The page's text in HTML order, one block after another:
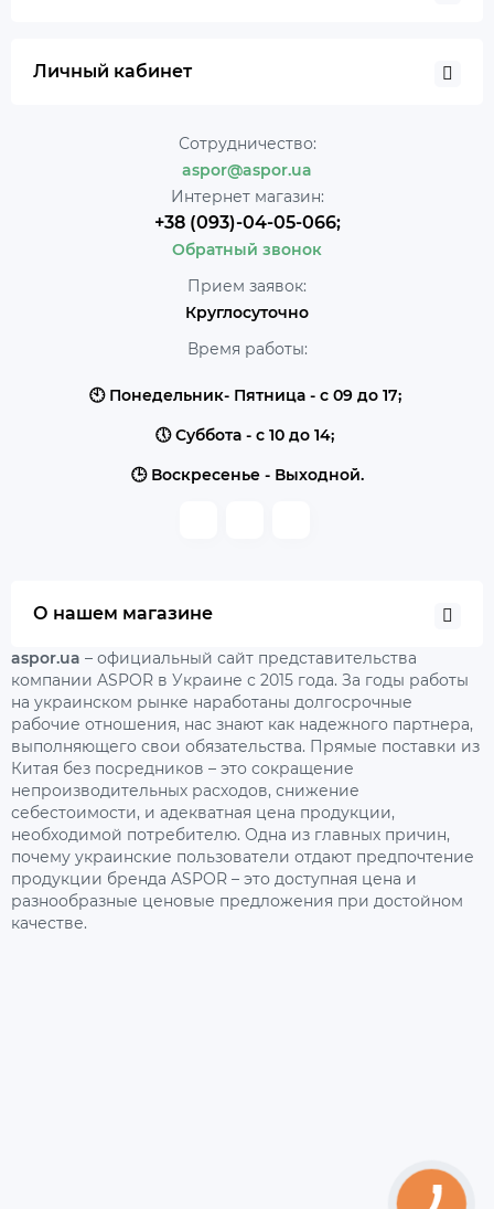
Личный кабинет
Сотрудничество:
aspor@aspor.ua
Интернет магазин:
+38 (093)-04-05-066;
Обратный звонок
Прием заявок:
Круглосуточно
Время работы:
🕙 Понедельник- Пятница - с 09 до 17;
🕔 Суббота - с 10 до 14;
🕒 Воскресенье - Выходной.
О нашем магазине
aspor.ua – официальный сайт представительства
компании ASPOR в Украине с 2015 года. За годы работы
на украинском рынке наработаны долгосрочные
рабочие отношения, нас знают как надежного партнера,
выполняющего свои обязательства. Прямые поставки из
Китая без посредников – это сокращение
непроизводительных расходов, снижение
себестоимости, и адекватная цена продукции,
необходимой потребителю. Одна из главных причин,
почему украинские пользователи отдают предпочтение
продукции бренда ASPOR – это доступная цена и
разнообразные ценовые предложения при достойном
качестве.